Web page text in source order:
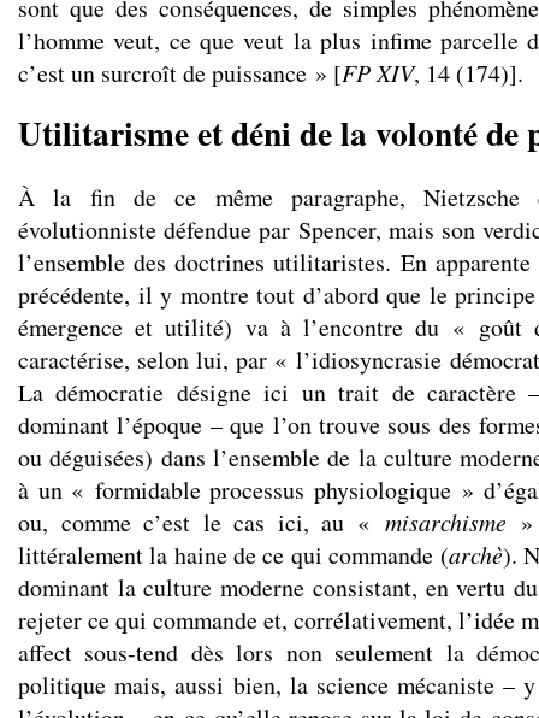
sont que des conséquences, de simples
l’homme veut, ce que veut la plus infime parcelle
c’est un surcroît de puissance » [FP XIV, 14 (174)].
Utilitarisme et déni de la volonté de
À la fin de ce même paragraphe, Nietzsche
évolutionniste défendue par Spencer, mais son
l’ensemble des doctrines utilitaristes. En apparente
précédente, il y montre tout d’abord que le
émergence et utilité) va à l’encontre du « goût
caractérise, selon lui, par « l’idiosyncrasie
La démocratie désigne ici un trait de caractère
dominant l’époque – que l’on trouve sous des
ou déguisées) dans l’ensemble de la culture
à un « formidable processus physiologique »
ou, comme c’est le cas ici, au « misarchisme»
littéralement la haine de ce qui commande (archè).
dominant la culture moderne consistant, en vertu
rejeter ce qui commande et, corrélativement, l’idée
affect sous-tend dès lors non seulement la
politique mais, aussi bien, la science mécaniste –